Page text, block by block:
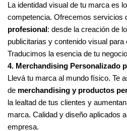
La identidad visual de tu marca es
competencia. Ofrecemos servicios
profesional: desde la creación de
publicitarias y contenido visual para
Traducimos la esencia de tu
4. Merchandising Personalizado
Llevá tu marca al mundo físico. Te
de merchandising y productos
la lealtad de tus clientes y
marca. Calidad y diseño aplicados
empresa.